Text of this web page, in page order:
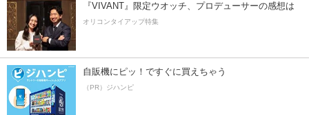
『VIVANT』限定ウオッチ、プロデューサーの感想は
オリコンタイアップ特集
自販機にピッ！ですぐに買えちゃう
（PR）ジハンピ